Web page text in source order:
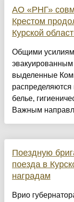
АО «РНГ»
Крестом
Курской
Общими
выделенные
распределяются
белье,
Важным
Поездную
поезда в
наградам
Врио